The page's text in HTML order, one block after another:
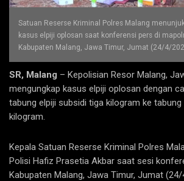
Satuan Reserse Kriminal Polres Malang
kasus elpiji oplosan saat konferensi pers di
Kabupaten Malang, Jawa Timur, Jumat (24/4/
SR, Malang – Kepolisian Resor Malang,
mengungkap kasus elpiji oplosan dengan
tabung elpiji subsidi tiga kilogram ke
kilogram.
Kepala Satuan Reserse Kriminal Polres
Polisi Hafiz Prasetia Akbar saat sesi
Kabupaten Malang, Jawa Timur, Jumat